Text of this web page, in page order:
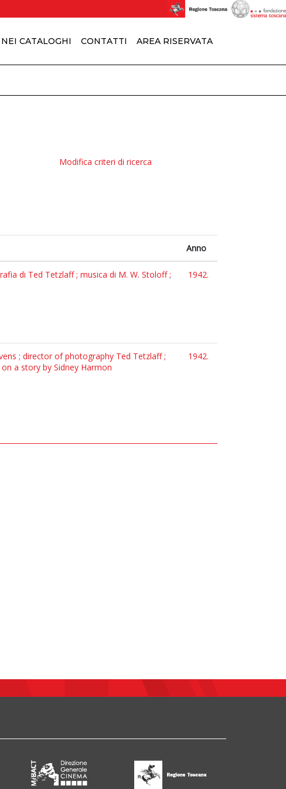
CATALOGHI CONTATTI AREA RISERVATA
Modifica criteri di ricerca
Anno
di Ted Tetzlaff ; musica di M. W. Stoloff ;
1942.
; director of photography Ted Tetzlaff ;
a story by Sidney Harmon
1942.